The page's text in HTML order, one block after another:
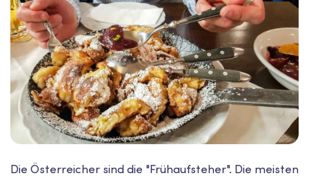
Die Österreicher sind die "Frühaufsteher". Die meisten